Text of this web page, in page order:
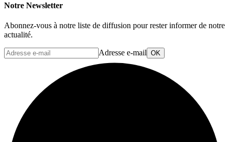
Notre Newsletter
Abonnez-vous à notre liste de diffusion pour rester informer de notre
actualité.
Adresse e-mail